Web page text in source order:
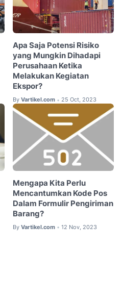
Apa Saja Potensi Risiko
yang Mungkin Dihadapi
Perusahaan Ketika
Melakukan Kegiatan
Ekspor?
By Vartikel.com • 25 Oct, 2023
Mengapa Kita Perlu
Mencantumkan Kode Pos
Dalam Formulir Pengiriman
Barang?
By Vartikel.com • 12 Nov, 2023